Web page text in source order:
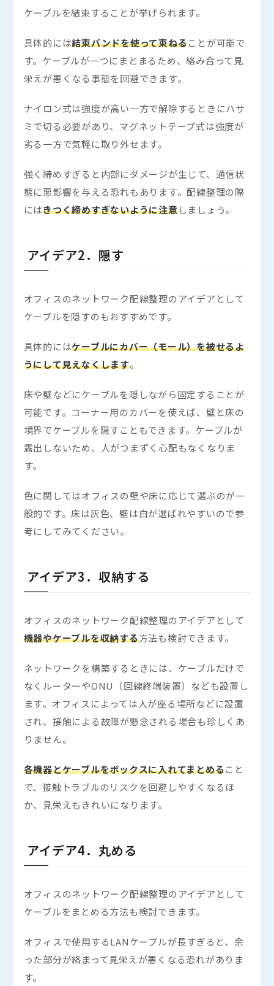
ケーブルを結束することが挙げられます。
具体的には結束バンドを使って束ねることが可能で
す。ケーブルが一つにまとまるため、絡み合って見
栄えが悪くなる事態を回避できます。
ナイロン式は強度が高い一方で解除するときにハサ
ミで切る必要があり、マグネットテープ式は強度が
劣る一方で気軽に取り外せます。
強く締めすぎると内部にダメージが生じて、通信状
態に悪影響を与える恐れもあります。配線整理の際
にはきつく締めすぎないように注意しましょう。
アイデア2．隠す
オフィスのネットワーク配線整理のアイデアとして
ケーブルを隠すのもおすすめです。
具体的にはケーブルにカバー（モール）を被せるよ
うにして見えなくします。
床や壁などにケーブルを隠しながら固定することが
可能です。コーナー用のカバーを使えば、壁と床の
境界でケーブルを隠すこともできます。ケーブルが
露出しないため、人がつまずく心配もなくなりま
す。
色に関してはオフィスの壁や床に応じて選ぶのが一
般的です。床は灰色、壁は白が選ばれやすいので参
考にしてみてください。
アイデア3．収納する
オフィスのネットワーク配線整理のアイデアとして
機器やケーブルを収納する方法も検討できます。
ネットワークを構築するときには、ケーブルだけで
なくルーターやONU（回線終端装置）なども設置し
ます。オフィスによっては人が座る場所などに設置
され、接触による故障が懸念される場合も珍しくあ
りません。
各機器とケーブルをボックスに入れてまとめること
で、接触トラブルのリスクを回避しやすくなるほ
か、見栄えもきれいになります。
アイデア4．丸める
オフィスのネットワーク配線整理のアイデアとして
ケーブルをまとめる方法も検討できます。
オフィスで使用するLANケーブルが長すぎると、余
った部分が絡まって見栄えが悪くなる恐れがありま
す。